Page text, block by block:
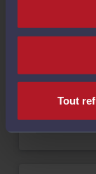
Tout
Droit du
Droit